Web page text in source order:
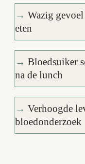
→ Wazig
eten
→
na de lunch
→
bloedonderzoek